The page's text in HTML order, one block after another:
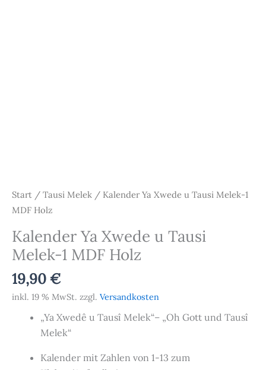
Start / Tausi Melek / Kalender Ya Xwede u Tausi Melek-1
MDF Holz
Kalender Ya Xwede u Tausi
Melek-1 MDF Holz
19,90€
inkl. 19 % MwSt. zzgl. Versandkosten
„Ya Xwedê u Tausî Melek“– „Oh Gott und Tausî
Melek“
Kalender mit Zahlen von 1-13 zum